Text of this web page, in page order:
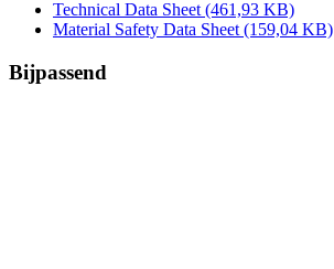
Technical Data Sheet (461,93 KB)
Material Safety Data Sheet (159,04 KB)
Bijpassend